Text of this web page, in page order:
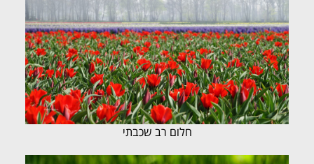
חלום רב שכבתי